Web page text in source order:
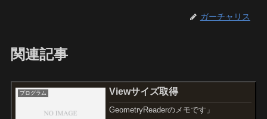
ガーチャリス
関連記事
プログラム Viewサイズ取得
GeometryReaderのメモです」